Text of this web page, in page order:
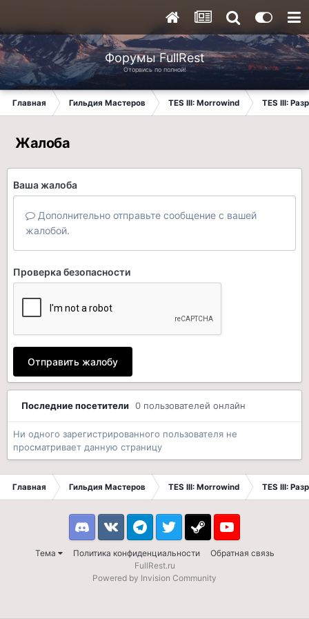
Форумы FullRest
Оторвись по полной!
Главная Гильдия Мастеров TES III: Morrowind TES III:
Жалоба
Ваша жалоба
Дополнительно отправьте сообщение с вашей
жалобой.
Проверка безопасности
Отправить жалобу
Последние посетители 0 пользователей онлайн
Ни одного зарегистрированного пользователя не
просматривает данную страницу
Главная Гильдия Мастеров TES III: Morrowind TES III:
Тема Политика конфиденциальности Обратная связь
DiscordVK TelegramTwitter Steam Youtube
FullRest.ru
Powered by Invision Community